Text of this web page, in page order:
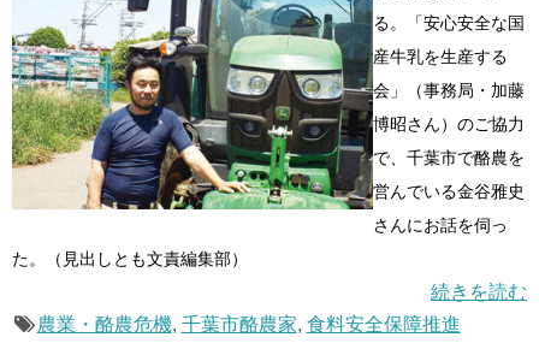
る。「安心安全な国
産牛乳を生産する
会」（事務局・加藤
博昭さん）のご協力
で、千葉市で酪農を
営んでいる金谷雅史
さんにお話を伺っ
た。（見出しとも文責編集部）
続きを読む
農業・酪農危機, 千葉市酪農家, 食料安全保障推進